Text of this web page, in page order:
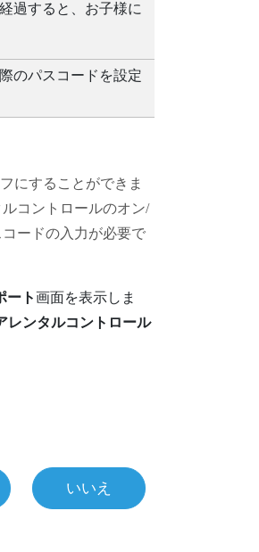
過すると、お子様に
のパスコードを設定
にすることができま
コントロールのオン/
ードの入力が必要で
ート画面を表示しま
レンタルコントロール
いいえ